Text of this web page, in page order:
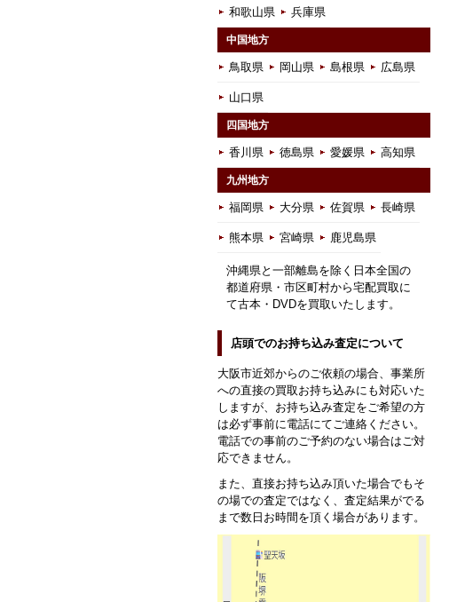
和歌山県 兵庫県
中国地方
鳥取県 岡山県 島根県 広島県
山口県
四国地方
香川県 徳島県 愛媛県 高知県
九州地方
福岡県 大分県 佐賀県 長崎県
熊本県 宮崎県 鹿児島県
沖縄県と一部離島を除く日本全国の
都道府県・市区町村から宅配買取に
て古本・DVDを買取いたします。
店頭でのお持ち込み査定について
大阪市近郊からのご依頼の場合、事業所
への直接の買取お持ち込みにも対応いた
しますが、お持ち込み査定をご希望の方
は必ず事前に電話にてご連絡ください。
電話での事前のご予約のない場合はご対
応できません。
また、直接お持ち込み頂いた場合でもそ
の場での査定ではなく、査定結果がでる
まで数日お時間を頂く場合があります。